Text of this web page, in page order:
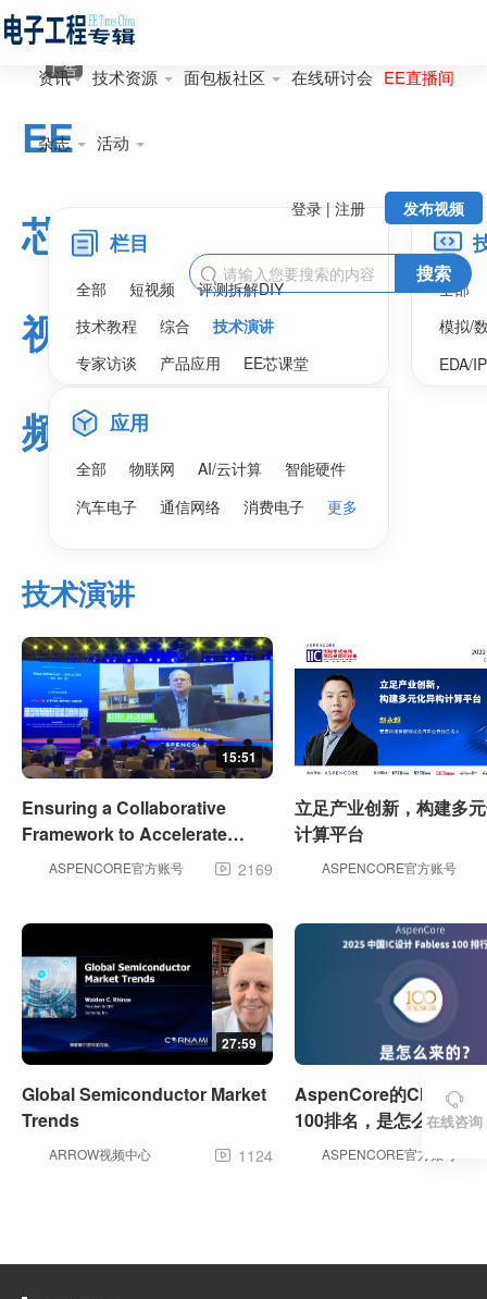
资讯 技术资源 面包板社区 在线研讨会 EE直播间
杂志 活动
发布视频
登录 | 注册
 搜索
EE
芯
视
频
广告
栏目
全部 短视频
评测拆解DIY
技术教程
综合
技术演讲
专家访谈
产品应用 EE芯课堂
全部
模拟/
EDA/
应用
全部 物联网 AI/云计算
智能硬件
汽车电子
通信网络 消费电子 更多
技术演讲
15:51
Ensuring a Collaborative
Framework to Accelerate
Global Technology
ASPENCORE官方账号  2169
立足产业创新，构建多
计算平台
ASPENCORE官方账号
27:59
Global Semiconductor Market
Trends
ARROW视频中心  1124
AspenCore的China
100排名，是怎么来的？
ASPENCORE官方账号

在线咨询